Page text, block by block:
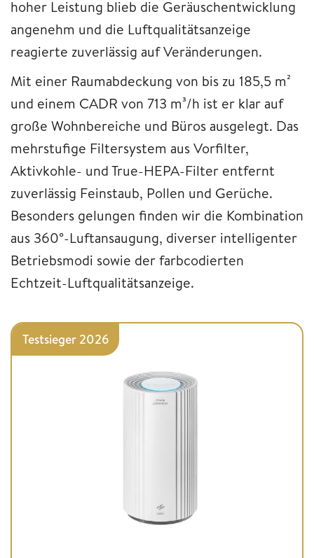
hoher Leistung blieb die Geräuschentwicklung
angenehm und die Luftqualitätsanzeige
reagierte zuverlässig auf Veränderungen.
Mit einer Raumabdeckung von bis zu 185,5 m²
und einem CADR von 713 m³/h ist er klar auf
große Wohnbereiche und Büros ausgelegt. Das
mehrstufige Filtersystem aus Vorfilter,
Aktivkohle- und True-HEPA-Filter entfernt
zuverlässig Feinstaub, Pollen und Gerüche.
Besonders gelungen finden wir die Kombination
aus 360°-Luftansaugung, diverser intelligenter
Betriebsmodi sowie der farbcodierten
Echtzeit-Luftqualitätsanzeige.
Testsieger 2026